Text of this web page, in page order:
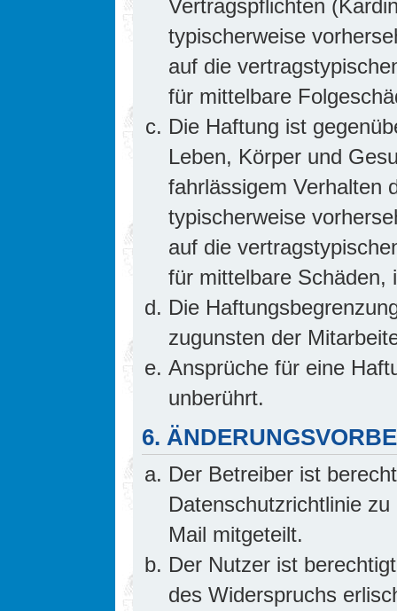
Vertragspflichten
typischerweise
auf die
für mittelbare
Die Haftung ist
Leben, Körper und
fahrlässigem Verhalten
typischerweise
auf die
für mittelbare Schäden,
Die
zugunsten der
Ansprüche für eine
unberührt.
6.
Der Betreiber ist
Datenschutzrichtlinie
Mail mitgeteilt.
Der Nutzer ist
des Widerspruchs